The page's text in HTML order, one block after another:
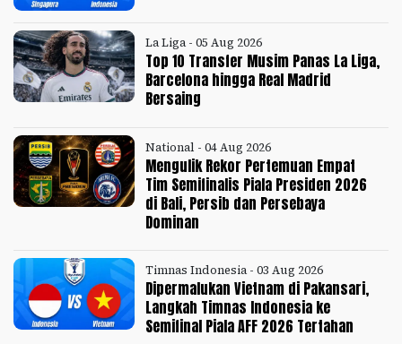
La Liga - 05 Aug 2026
Top 10 Transfer Musim Panas La Liga,
Barcelona hingga Real Madrid
Bersaing
National - 04 Aug 2026
Mengulik Rekor Pertemuan Empat
Tim Semifinalis Piala Presiden 2026
di Bali, Persib dan Persebaya
Dominan
Timnas Indonesia - 03 Aug 2026
Dipermalukan Vietnam di Pakansari,
Langkah Timnas Indonesia ke
Semifinal Piala AFF 2026 Tertahan